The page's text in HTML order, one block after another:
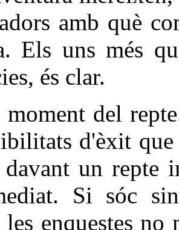
amb què
Els uns més
és clar.
del
d'èxit
un repte
Si sóc
enquestes no